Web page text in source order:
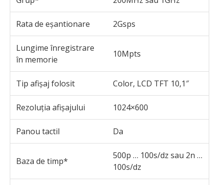
Rata de eșantionare 2Gsps
Lungime înregistrare
în memorie
10Mpts
Tip afișaj folosit Color, LCD TFT 10,1″
Rezoluția afișajului 1024×600
Panou tactil Da
Baza de timp*
500p … 100s/dz sau 2n …
100s/dz